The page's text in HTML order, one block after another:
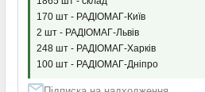
170 шт - РАДІОМАГ-Київ
2 шт - РАДІОМАГ-Львів
248 шт - РАДІОМАГ-Харків
100 шт - РАДІОМАГ-Дніпро